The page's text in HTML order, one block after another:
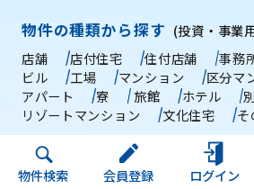
物件の種類から探す (投資・事業
店舗
店付住宅 住付店舗 事務
ビル
工場 マンション 区分マ
アパート
寮 旅館 ホテル
リゾートマンション
文化住宅 そ
おすすめ情報
不動産投資入門 大阪の売却相談
物件検索 会員登録 ログイン